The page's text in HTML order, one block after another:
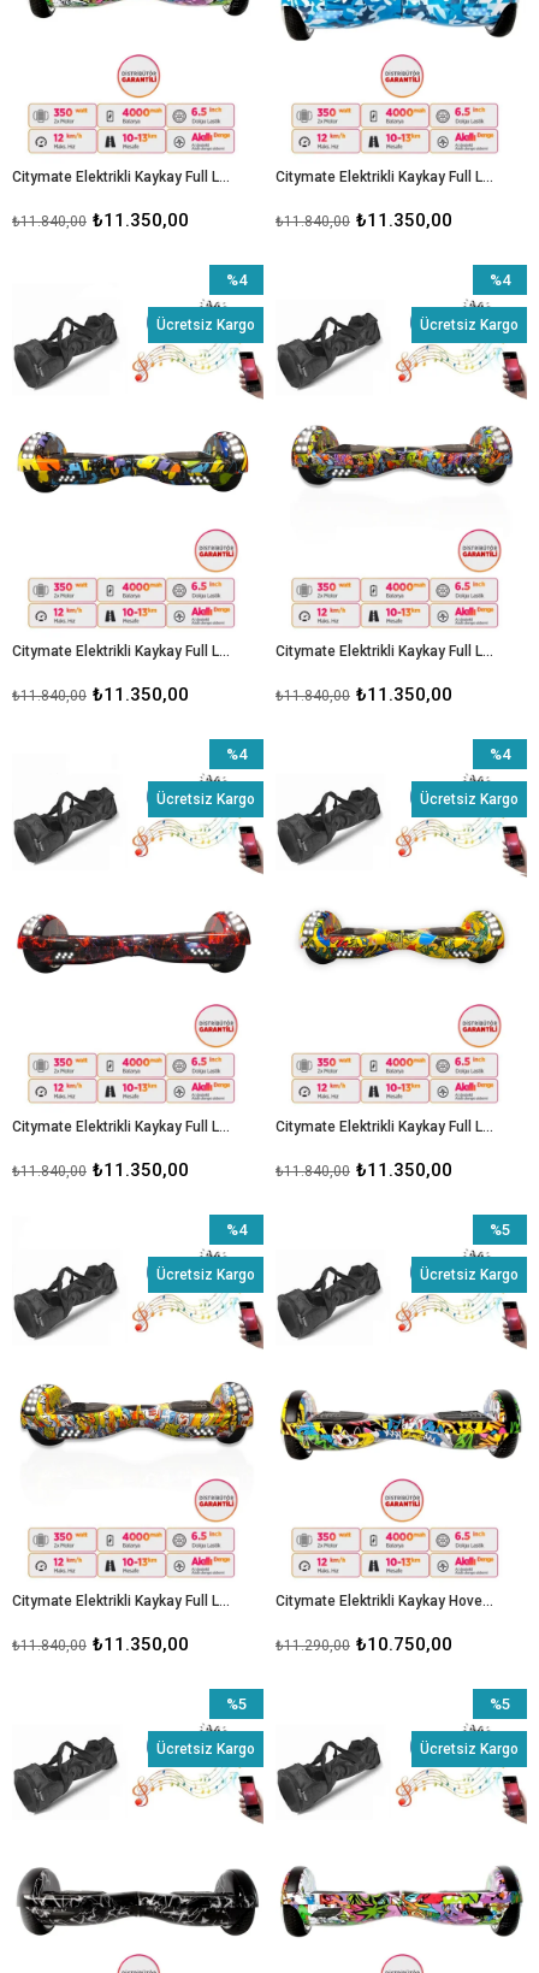
Citymate Elektrikli Kaykay Full Ledli Hoverboard Bluetooth Hoparlörlü 6.5 Inch Çanta Hediyeli D04
₺11.350,00
₺11.840,00
Citymate Elektrikli Kaykay Full Ledli Hoverboard Bluetooth Hoparlörlü 6.5 Inch Çanta Hediye D03
₺11.350,00
₺11.840,00
Citymate Elektrikli Kaykay Full Ledli Hoverboard Bluetooth Hoparlörlü 6.5 Inch Çanta Hediyeli D08
₺11.350,00
₺11.840,00
%4
İndirim
%4İndirim
Ücretsiz Kargo
Citymate Elektrikli Kaykay Full Ledli Hoverboard Bluetooth Hoparlörlü 6.5 Inch Çanta Hediyeli D22
₺11.350,00
₺11.840,00
%4
İndirim
Ücretsiz Kargo
Citymate Elektrikli Kaykay Full Ledli Hoverboard Bluetooth Hoparlörlü 6.5 Inch Çanta Hediyeli D15
₺11.350,00
₺11.840,00
%4
İndirim
%4İndirim
Ücretsiz Kargo
Citymate Elektrikli Kaykay Full Ledli Hoverboard Bluetooth Hoparlörlü 6.5 Inch Çanta Hediyeli D21
₺11.350,00
₺11.840,00
%4
İndirim
Ücretsiz Kargo
Citymate Elektrikli Kaykay Full Ledli Hoverboard Bluetooth Hoparlörlü 6.5 Inch Çanta Hediyeli D25
₺11.350,00
₺11.840,00
%4
İndirim
%4İndirim
Ücretsiz Kargo
Citymate Elektrikli Kaykay Hoverboard Bluetooth Hoparlörlü 6.5 İnç Grafiti D01 - Çanta Hediye
₺10.750,00
₺11.290,00
%5
İndirim
Ücretsiz Kargo
%5
İndirim
%5İndirim
Ücretsiz Kargo
%5
İndirim
Ücretsiz Kargo